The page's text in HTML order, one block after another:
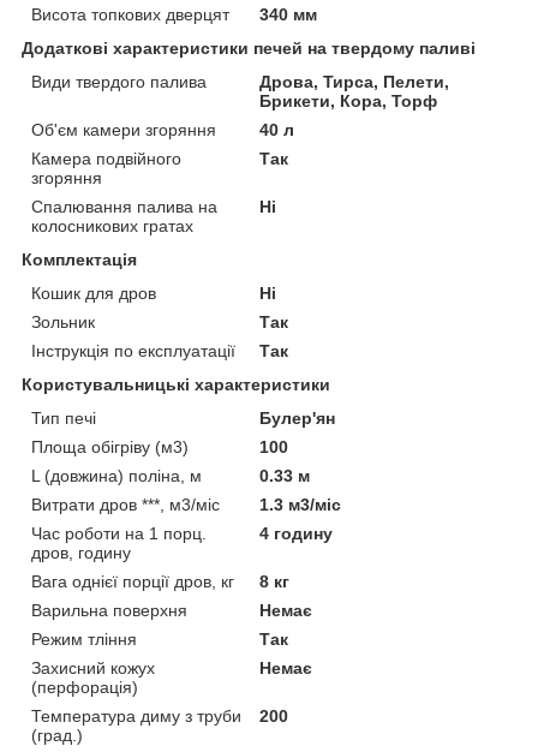
Висота топкових дверцят
340 мм
Додаткові характеристики печей на твердому паливі
Види твердого палива
Дрова, Тирса, Пелети,
Брикети, Кора, Торф
Об'єм камери згоряння
40 л
Камера подвійного
згоряння
Так
Спалювання палива на
колосникових гратах
Ні
Комплектація
Кошик для дров
Ні
Зольник
Так
Інструкція по експлуатації
Так
Користувальницькі характеристики
Тип печі
Булер'ян
Площа обігріву (м3)
100
L (довжина) поліна, м
0.33 м
Витрати дров ***, м3/міс
1.3 м3/міс
Час роботи на 1 порц.
дров, годину
4 годину
Вага однієї порції дров, кг
8 кг
Варильна поверхня
Немає
Режим тління
Так
Захисний кожух
(перфорація)
Немає
Температура диму з труби
(град.)
200